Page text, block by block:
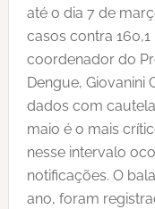
até o dia 7 de
casos contra
coordenador do
Dengue, Giovanini
dados com
maio é o mais
nesse intervalo
notificações. O
ano, foram